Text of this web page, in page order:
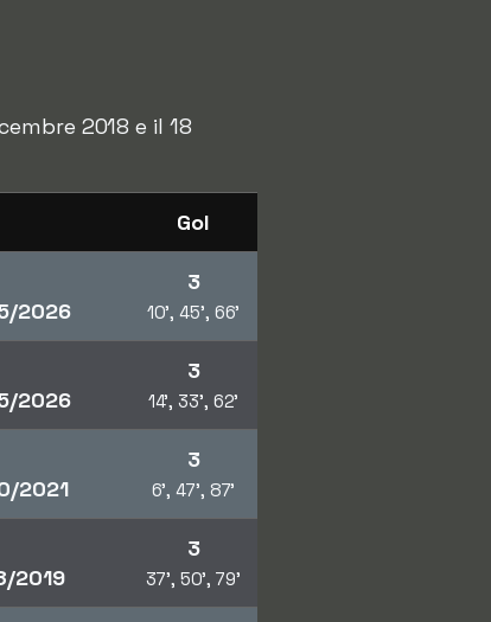
2018 e il 18
Gol
2026
3
10', 45', 66'
2026
3
14', 33', 62'
2021
3
6', 47', 87'
2019
3
37', 50', 79'